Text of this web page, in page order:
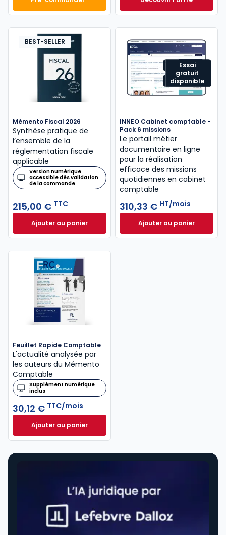
Mémento Comptable 2027 à 199,00 € TTCNavis Comptable
Dès
BEST-SELLER
Mémento Fiscal 2026
Synthèse pratique de
l’ensemble de la
réglementation fiscale
applicable
Version numérique
accessible dès validation
de la commande
215,00 € TTC
Ajouter au panierMémento Fiscal 2026 à 215,00 € TTC
Essai
gratuit
disponible
INNEO Cabinet comptable -
Pack 6 missions
Le portail métier
documentaire en ligne
pour la réalisation
efficace des missions
quotidiennes en cabinet
comptable
310,33 € HT/mois
Ajouter au panier
INNEO Cabinet
Feuillet Rapide Comptable
L'actualité analysée par
les auteurs du Mémento
Comptable
Supplément numérique
inclus
30,12 € TTC/mois
Ajouter au panierFeuillet Rapide Comptable à 30,12 €